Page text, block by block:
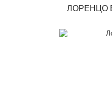
ЛОРЕНЦО